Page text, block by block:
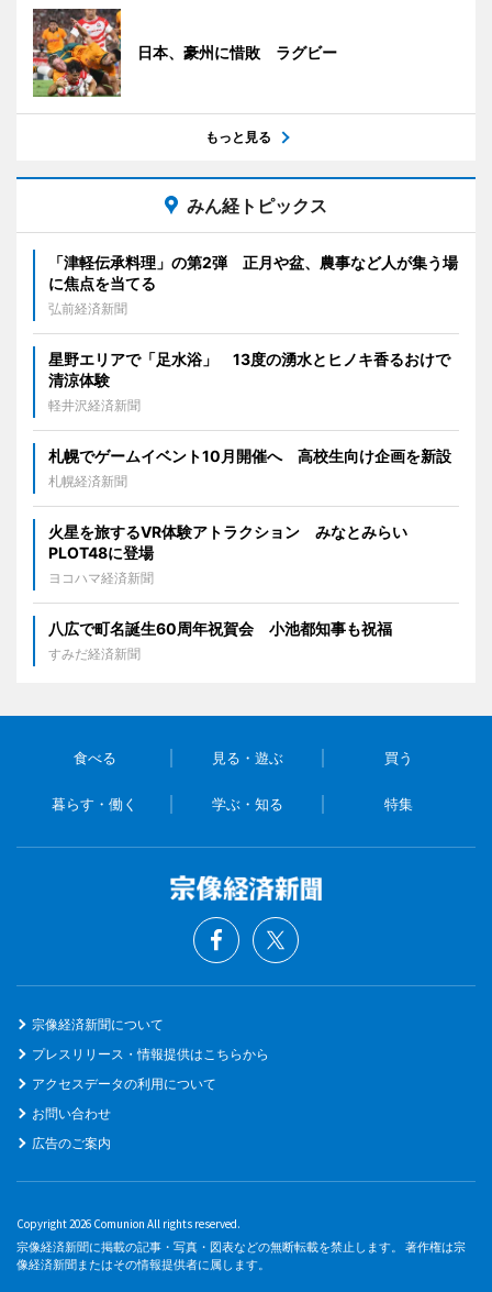
日本、豪州に惜敗 ラグビー
もっと見る
みん経トピックス
「津軽伝承料理」の第2弾 正月や盆、農事など人が集う場
に焦点を当てる
弘前経済新聞
星野エリアで「足水浴」 13度の湧水とヒノキ香るおけで
清涼体験
軽井沢経済新聞
札幌でゲームイベント10月開催へ 高校生向け企画を新設
札幌経済新聞
火星を旅するVR体験アトラクション みなとみらい
PLOT48に登場
ヨコハマ経済新聞
八広で町名誕生60周年祝賀会 小池都知事も祝福
すみだ経済新聞
食べる 見る・遊ぶ 買う
暮らす・働く 学ぶ・知る 特集
宗像経済新聞について
プレスリリース・情報提供はこちらから
アクセスデータの利用について
お問い合わせ
広告のご案内
Copyright 2026 Comunion All rights reserved.
宗像経済新聞に掲載の記事・写真・図表などの無断転載を禁止します。 著作権は宗
像経済新聞またはその情報提供者に属します。